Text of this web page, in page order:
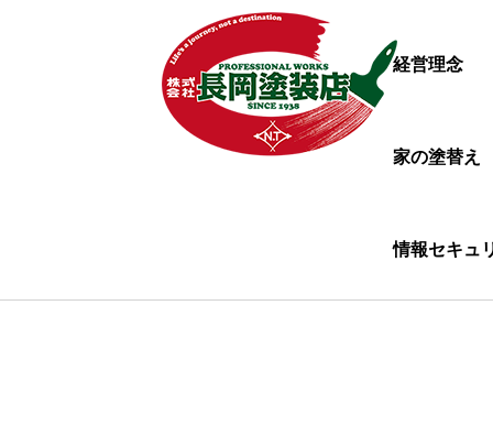
経営理念
家の塗替え
情報セキュ